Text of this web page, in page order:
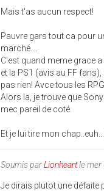
Mais t'as aucun respect!
Pauvre gars tout ca pour
marché....
C'est quand meme grace a
et la PS1 (avis au FF
pas rien! Avce tous les
Alors la, je trouve que
mec pareil de coté.
Et je lui tire mon
Soumis parLionheartle mer
Je dirais plutot une défaite